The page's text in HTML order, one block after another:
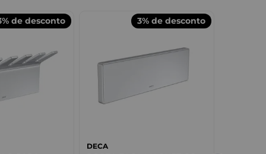
de desconto 3% de desconto
DECA